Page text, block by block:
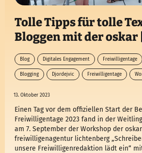
Tolle Tipps für tolle
Bloggen mit der
Blog Digitales Engagement Freiwilligentage
Blogging Djordejvic Freiwilligentage
13. Oktober 2023
Einen Tag vor dem offiziellen Start der
Freiwilligentage 2023 fand in der
am 7. September der Workshop der oskar
freiwilligenagentur lichtenberg
unsere Freiwilligenredaktion lädt ein“